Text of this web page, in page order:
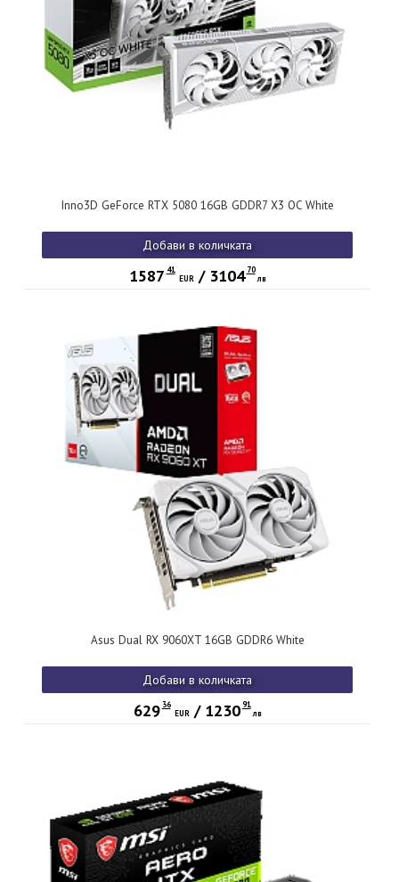
Inno3D GeForce RTX 5080 16GB GDDR7 X3 OC White
Добави в количката
1587 41
EUR/ 3104 70
лв
Asus Dual RX 9060XT 16GB GDDR6 White
Добави в количката
629 36
EUR/ 1230 91
лв